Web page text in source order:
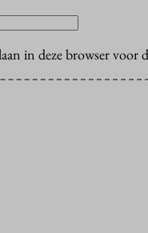
in deze browser voor